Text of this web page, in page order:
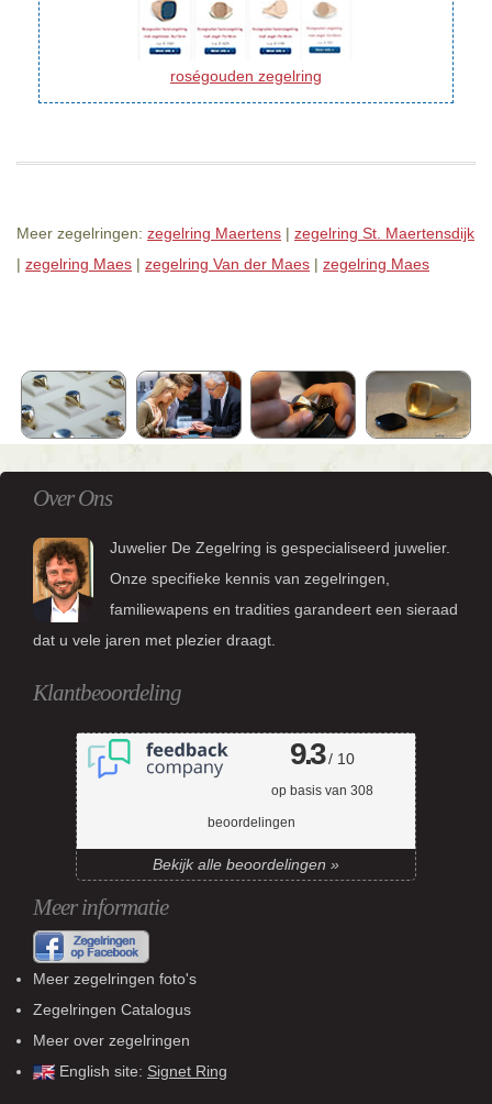
roségouden zegelring
Meer zegelringen: zegelring Maertens | zegelring St. Maertensdijk
| zegelring Maes | zegelring Van der Maes | zegelring Maes
Over Ons
Juwelier De Zegelring is gespecialiseerd juwelier.
Onze specifieke kennis van zegelringen,
familiewapens en tradities garandeert een sieraad
dat u vele jaren met plezier draagt.
Klantbeoordeling
9.3/ 10
op basis van 308
beoordelingen
Bekijk alle beoordelingen »
Meer informatie
Meer zegelringen foto's
Zegelringen Catalogus
Meer over zegelringen
English site: Signet Ring